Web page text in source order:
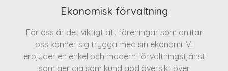
Ekonomisk förvaltning
För oss är det viktigt att föreningar som anlitar
oss känner sig trygga med sin ekonomi. Vi
erbjuder en enkel och modern förvaltningstjänst
som ger dig som kund god översikt över